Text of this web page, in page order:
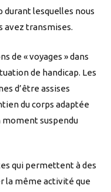
durant lesquelles nous
avez transmises.
de « voyages » dans
de handicap. Les
d’être assises
du corps adaptée
moment suspendu
qui permettent à des
la même activité que